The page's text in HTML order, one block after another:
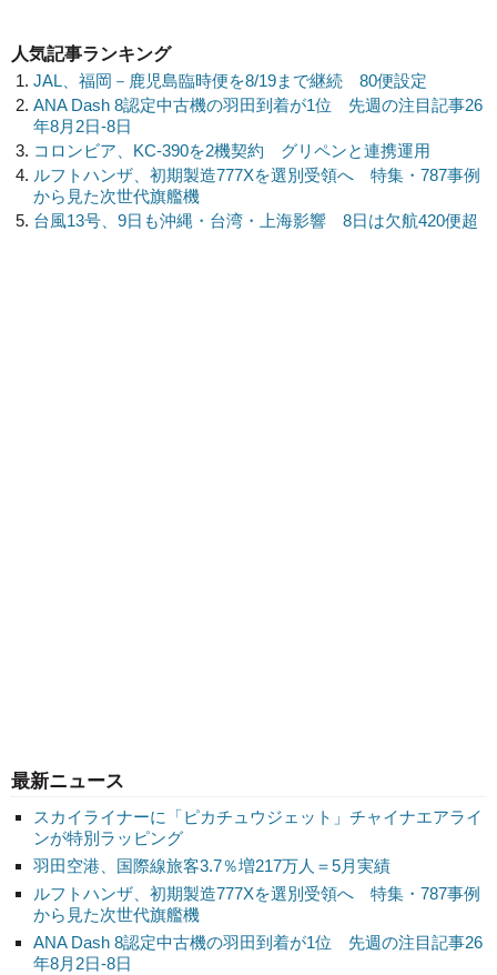
最新ニュース
スカイライナーに「ピカチュウジェット」チャイナエアライ
ンが特別ラッピング
羽田空港、国際線旅客3.7％増217万人＝5月実績
ルフトハンザ、初期製造777Xを選別受領へ 特集・787事例
から見た次世代旗艦機
ANA Dash 8認定中古機の羽田到着が1位 先週の注目記事26
年8月2日-8日
人気記事ランキング
JAL、福岡－鹿児島臨時便を8/19まで継続 80便設定
ANA Dash 8認定中古機の羽田到着が1位 先週の注目記事26
年8月2日-8日
コロンビア、KC-390を2機契約 グリペンと連携運用
ルフトハンザ、初期製造777Xを選別受領へ 特集・787事例
から見た次世代旗艦機
台風13号、9日も沖縄・台湾・上海影響 8日は欠航420便超